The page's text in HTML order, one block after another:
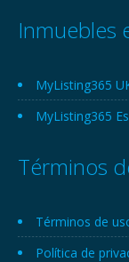
Inmuebles
MyListing365
MyListing365
Términos
Términos de
Política de